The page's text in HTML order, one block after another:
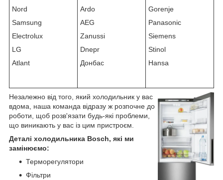
Nord
Samsung
Electrolux
LG
Atlant
Ardo
AEG
Zanussi
Dnepr
Донбас
Gorenje
Panasonic
Siemens
Stinol
Hansa
Незалежно від того, який холодильник у вас
вдома, наша команда відразу ж розпочне до
роботи, щоб розв'язати будь-які проблеми,
що виникають у вас із цим пристроєм.
Деталі холодильника Bosch, які ми
замінюємо:
Терморегулятори
Фільтри